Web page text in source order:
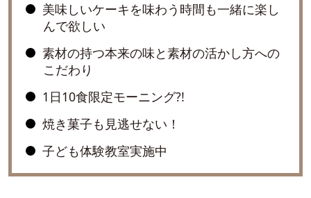
美味しいケーキを味わう時間も一緒に楽し
んで欲しい
素材の持つ本来の味と素材の活かし方への
こだわり
1日10食限定モーニング?!
焼き菓子も見逃せない！
子ども体験教室実施中